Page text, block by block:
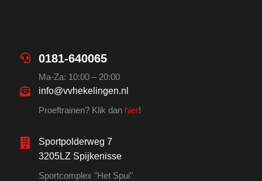
0181-640065
Ma-Za: 10:00 – 20:00
info@vvhekelingen.nl
Proeftrainen? Klik dan hier!
Sportpolderweg 7
3205LZ Spijkenisse
Sportcomplex "Het Spui"